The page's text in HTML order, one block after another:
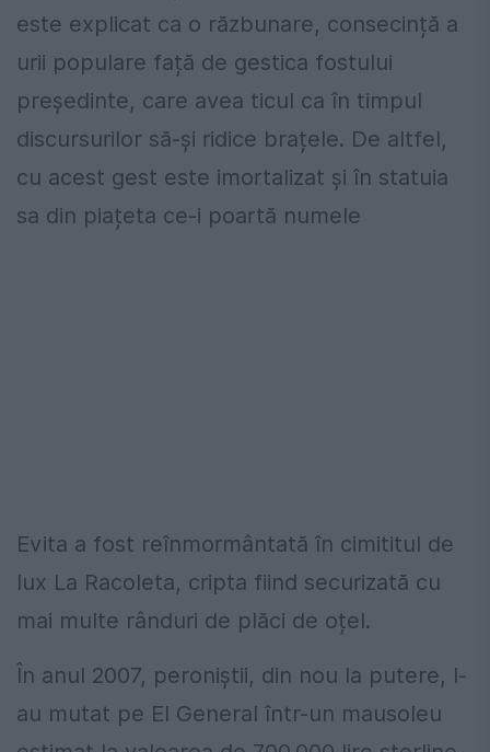
este explicat ca o răzbunare, consecință a
urii populare față de gestica fostului
președinte, care avea ticul ca în timpul
discursurilor să-și ridice brațele. De altfel,
cu acest gest este imortalizat și în statuia
sa din piațeta ce-i poartă numele
Evita a fost reînmormântată în cimititul de
lux La Racoleta, cripta fiind securizată cu
mai multe rânduri de plăci de oțel.
În anul 2007, peroniștii, din nou la putere, l-
au mutat pe El General într-un mausoleu